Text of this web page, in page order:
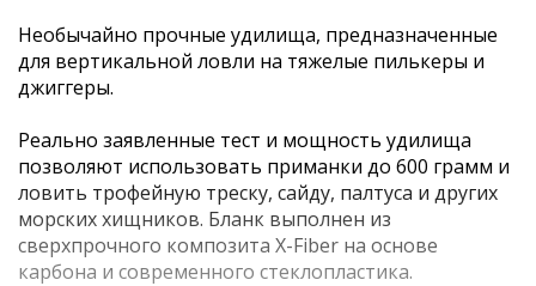
Необычайно прочные удилища, предназначенные
для вертикальной ловли на тяжелые пилькеры и
джиггеры.
Реально заявленные тест и мощность удилища
позволяют использовать приманки до 600 грамм и
ловить трофейную треску, сайду, палтуса и других
морских хищников. Бланк выполнен из
сверхпрочного композита X-Fiber на основе
карбона и современного стеклопластика.